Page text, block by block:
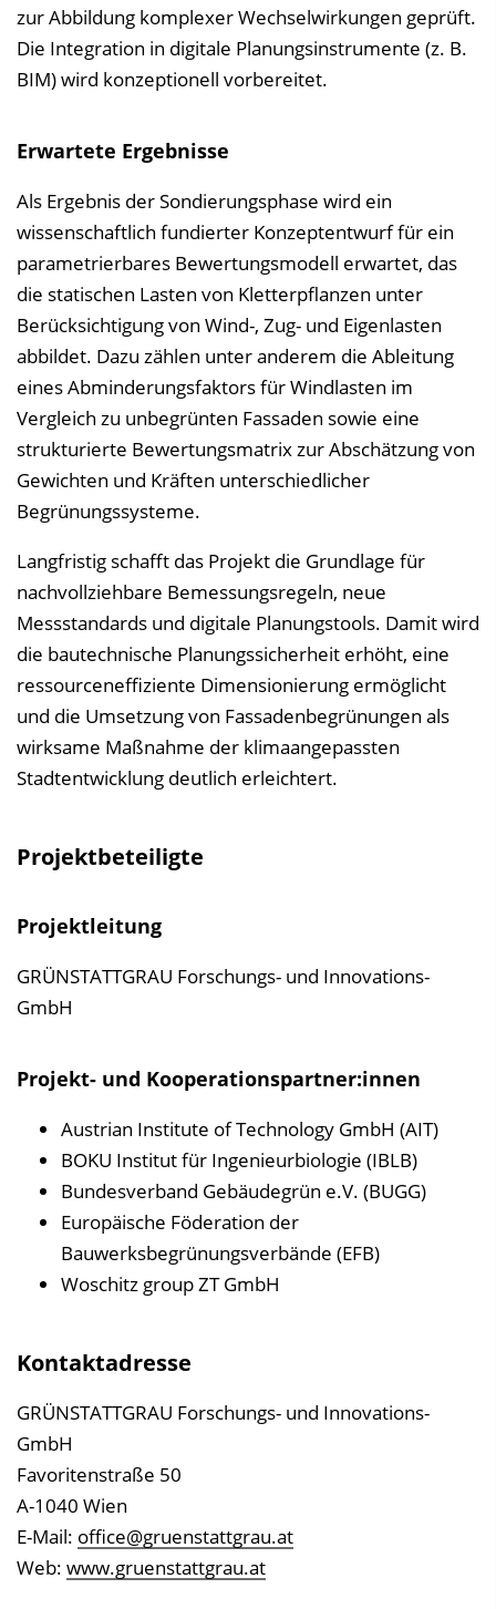
zur Abbildung komplexer Wechselwirkungen geprüft.
Die Integration in digitale Planungsinstrumente (z. B.
BIM) wird konzeptionell vorbereitet.
Erwartete Ergebnisse
Als Ergebnis der Sondierungsphase wird ein
wissenschaftlich fundierter Konzeptentwurf für ein
parametrierbares Bewertungsmodell erwartet, das
die statischen Lasten von Kletterpflanzen unter
Berücksichtigung von Wind-, Zug- und Eigenlasten
abbildet. Dazu zählen unter anderem die Ableitung
eines Abminderungsfaktors für Windlasten im
Vergleich zu unbegrünten Fassaden sowie eine
strukturierte Bewertungsmatrix zur Abschätzung von
Gewichten und Kräften unterschiedlicher
Begrünungssysteme.
Langfristig schafft das Projekt die Grundlage für
nachvollziehbare Bemessungsregeln, neue
Messstandards und digitale Planungstools. Damit wird
die bautechnische Planungssicherheit erhöht, eine
ressourceneffiziente Dimensionierung ermöglicht
und die Umsetzung von Fassadenbegrünungen als
wirksame Maßnahme der klimaangepassten
Stadtentwicklung deutlich erleichtert.
Projektbeteiligte
Projektleitung
GRÜNSTATTGRAU Forschungs- und Innovations-
GmbH
Projekt- und Kooperationspartner:innen
Austrian Institute of Technology GmbH (AIT)
BOKU Institut für Ingenieurbiologie (IBLB)
Bundesverband Gebäudegrün e.V. (BUGG)
Europäische Föderation der
Bauwerksbegrünungsverbände (EFB)
Woschitz group ZT GmbH
Kontaktadresse
GRÜNSTATTGRAU Forschungs- und Innovations-
GmbH
Favoritenstraße 50
A-1040 Wien
E-Mail: office@gruenstattgrau.at
Web: www.gruenstattgrau.at